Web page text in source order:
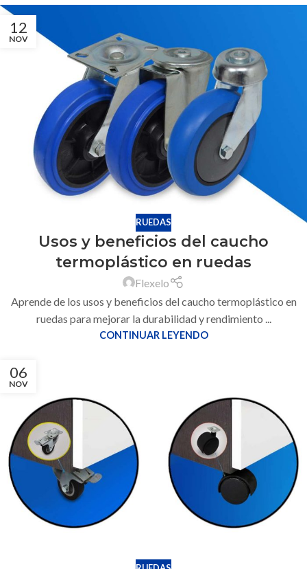
12
NOV
RUEDAS
Usos y beneficios del caucho
termoplástico en ruedas
Flexelo
Aprende de los usos y beneficios del caucho termoplástico en
ruedas para mejorar la durabilidad y rendimiento ...
CONTINUAR LEYENDO
06
NOV